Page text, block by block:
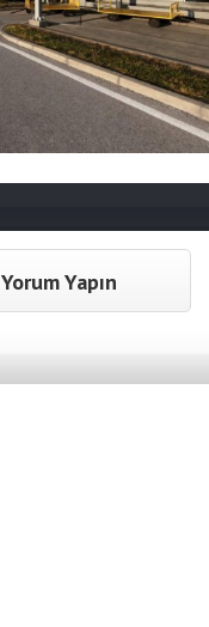
Yorum Yapın